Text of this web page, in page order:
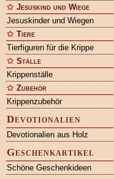
Jesuskind und Wiege
Jesuskinder und Wiegen
Tiere
Tierfiguren für die Krippe
Ställe
Krippenställe
Zubehör
Krippenzubehör
Devotionalien
Devotionalien aus Holz
Geschenkartikel
Schöne Geschenkideen